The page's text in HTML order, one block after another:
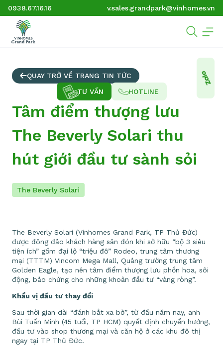
0938.67.16.16 v.sales.grandpark@vinhomes.vn
QUAY TRỞ VỀ TRANG TIN TỨC
Tâm điểm thượng lưu
The Beverly Solari thu
hút giới đầu tư sành sỏi
The Beverly Solari
The Beverly Solari (Vinhomes Grand Park, TP Thủ Đức)
được đông đảo khách hàng săn đón khi sở hữu “bộ 3 siêu
tiện ích” gồm đại lộ “triệu đô” Rodeo, trung tâm thương
mại (TTTM) Vincom Mega Mall, Quảng trường trung tâm
Golden Eagle, tạo nên tâm điểm thượng lưu phồn hoa, sôi
động, bảo chứng cho những khoản đầu tư “vàng ròng”.
Khẩu vị đầu tư thay đổi
Sau thời gian dài “đánh bắt xa bờ”, từ đầu năm nay, anh
Bùi Tuấn Minh (45 tuổi, TP HCM) quyết định chuyển hướng,
đầu tư vào shop thương mại và căn hộ ở các khu đô thị
ngay tại TP Thủ Đức.
TƯ VẤN HOTLINE